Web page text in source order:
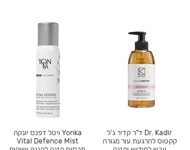
Yonka ויטל דפנס יונקה
Vital Defence Mist
Dr. Kadir ד"ר קדיר ג'ל
קקטוס להרגעת עור מגורה